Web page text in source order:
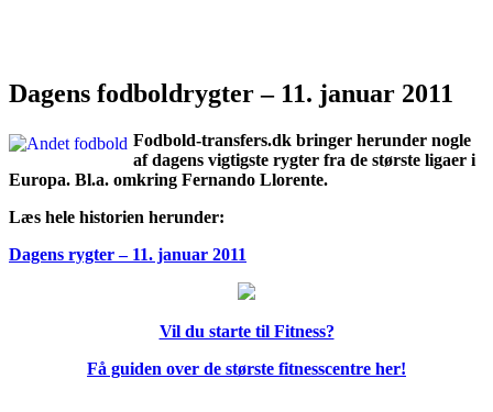
Dagens fodboldrygter – 11. januar 2011
Fodbold-transfers.dk bringer herunder nogle
af dagens vigtigste rygter fra de største ligaer i
Europa. Bl.a. omkring Fernando Llorente.
Læs hele historien herunder:
Dagens rygter – 11. januar 2011
Vil du starte til Fitness?
Få guiden over de største fitnesscentre her!